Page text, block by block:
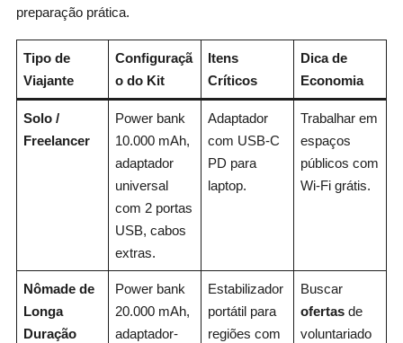
preparação prática.
Tipo de
Viajante
Configuraçã
o do Kit
Itens
Críticos
Dica de
Economia
Solo /
Freelancer
Power bank
10.000 mAh,
adaptador
universal
com 2 portas
USB, cabos
extras.
Adaptador
com USB-C
PD para
laptop.
Trabalhar em
espaços
públicos com
Wi-Fi grátis.
Nômade de
Longa
Duração
Power bank
20.000 mAh,
adaptador-
Estabilizador
portátil para
regiões com
Buscar
ofertas de
voluntariado